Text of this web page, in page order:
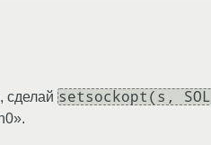
сделай setsockopt(s,